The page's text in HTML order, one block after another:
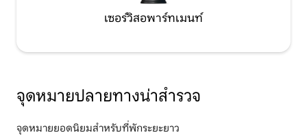
เซอร์วิสอพาร์ทเมนท์
จุดหมายปลายทางน่าสำรวจ
จุดหมายยอดนิยมสำหรับที่พักระยะยาว